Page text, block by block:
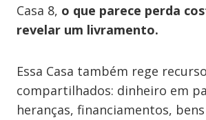
Casa 8, o que parece perda
revelar um livramento.
Essa Casa também rege
compartilhados: dinheiro em
heranças, financiamentos,